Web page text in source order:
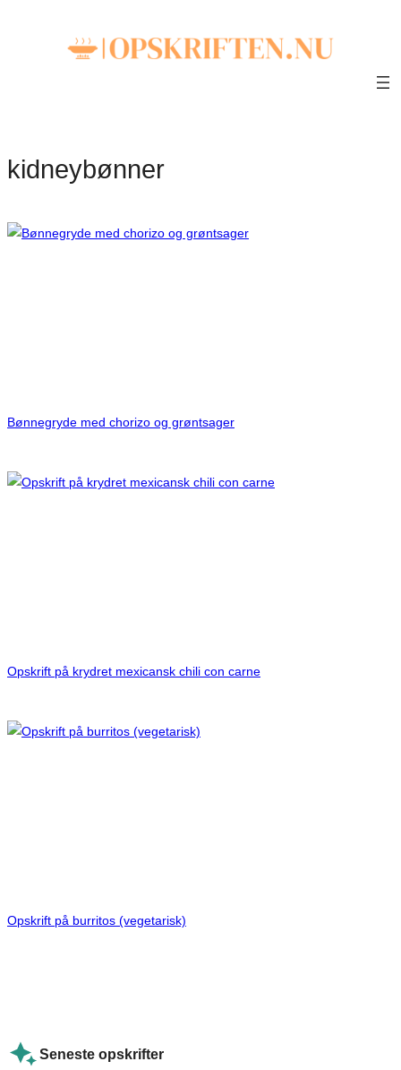
kidneybønner
Bønnegryde med chorizo og grøntsager
Opskrift på krydret mexicansk chili con carne
Opskrift på burritos (vegetarisk)
Seneste opskrifter